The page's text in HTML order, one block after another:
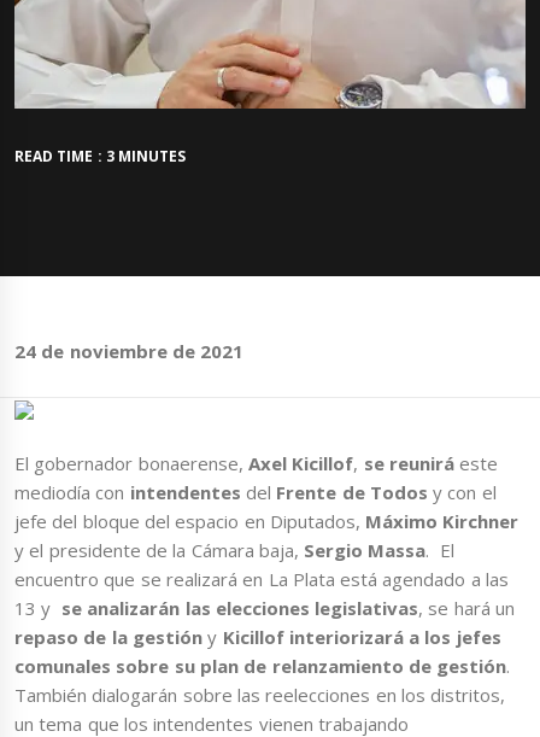
READ TIME : 3 MINUTES
24 de noviembre de 2021
El gobernador bonaerense, Axel Kicillof, se reuniráeste
mediodía con intendentes del Frente de Todosy con el
jefe del bloque del espacio en Diputados, Máximo Kirchner
y el presidente de la Cámara baja, Sergio Massa. El
encuentro que se realizará en La Plata está agendado a las
13 y se analizarán las elecciones legislativas, se hará un
repaso de la gestióny Kicillof interiorizará a los jefes
comunales sobre su plan de relanzamiento de gestión.
También dialogarán sobre las reelecciones en los distritos,
un tema que los intendentes vienen trabajando